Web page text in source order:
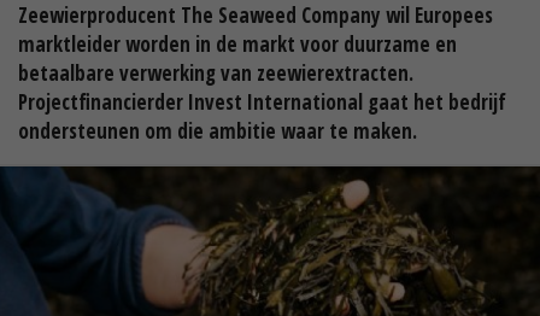
Zeewierproducent The Seaweed Company wil Europees
marktleider worden in de markt voor duurzame en
betaalbare verwerking van zeewierextracten.
Projectfinancierder Invest International gaat het bedrijf
ondersteunen om die ambitie waar te maken.